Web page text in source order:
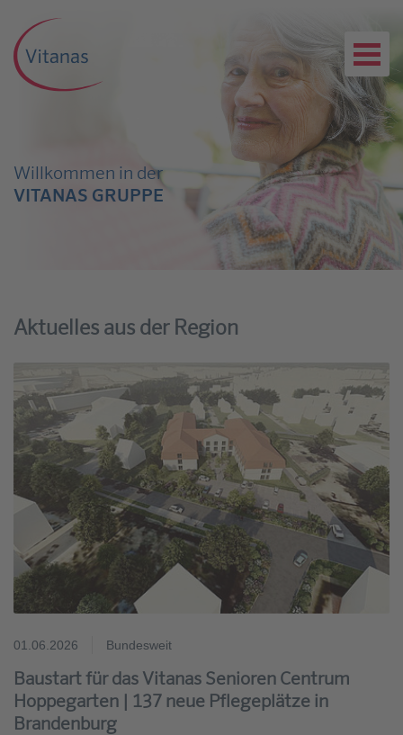
Willkommen in der
VITANAS GRUPPE
Aktuelles aus der Region
01.06.2026 Bundesweit
Baustart für das Vitanas Senioren Centrum
Hoppegarten | 137 neue Pflegeplätze in
Brandenburg